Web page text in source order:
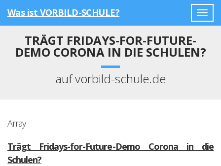
Was ist VORBILD-SCHULE?
TRÄGT FRIDAYS-FOR-FUTURE-
DEMO CORONA IN DIE SCHULEN?
auf vorbild-schule.de
Array
Trägt Fridays-for-Future-Demo Corona in die
Schulen?